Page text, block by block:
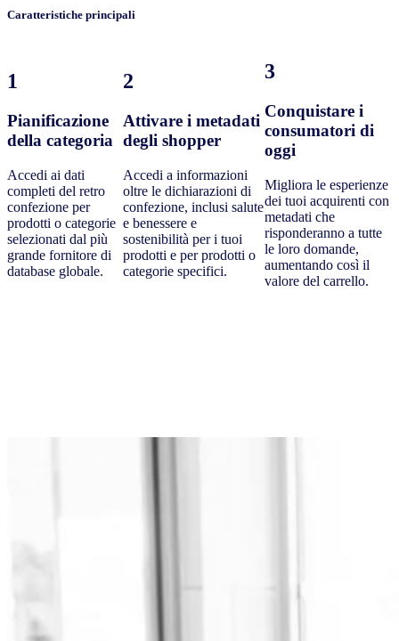
Caratteristiche principali
1
Pianificazione
della categoria
Accedi ai dati
completi del retro
confezione per
prodotti o categorie
selezionati dal più
grande fornitore di
database globale.
2
Attivare i metadati
degli shopper
Accedi a informazioni
oltre le dichiarazioni di
confezione, inclusi salute
e benessere e
sostenibilità per i tuoi
prodotti e per prodotti o
categorie specifici.
3
Conquistare i
consumatori di
oggi
Migliora le esperienze
dei tuoi acquirenti con
metadati che
risponderanno a tutte
le loro domande,
aumentando così il
valore del carrello.